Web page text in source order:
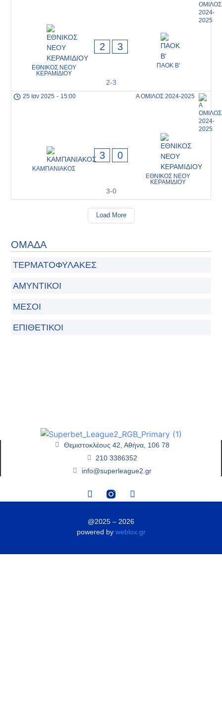
ΕΘΝΙΚΟΣ ΝΕΟΥ
ΚΕΡΑΜΙΔΙΟΥ
2 3
ΠΑΟΚ Β'
2-3
Α ΟΜΙΛΟΣ 2024-2025
25 Ιαν 2025 - 15:00
ΚΑΜΠΑΝΙΑΚΟΣ
3 0
ΕΘΝΙΚΟΣ ΝΕΟΥ
ΚΕΡΑΜΙΔΙΟΥ
3-0
Load More
ΟΜΑΔΑ
ΤΕΡΜΑΤΟΦΎΛΑΚΕΣ
ΑΜΥΝΤΙΚΟΊ
ΜΈΣΟΙ
ΕΠΙΘΕΤΙΚΟΊ
Θεμιστοκλέους 42, Αθήνα, 106 78
210 3386352
info@superleague2.gr
@2025 – 2026
powered by weblox.gr